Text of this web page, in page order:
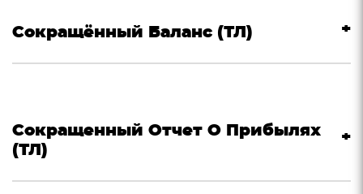
Сокращённый Баланс (ТЛ)
Сокращенный Отчет О Прибылях
(ТЛ)